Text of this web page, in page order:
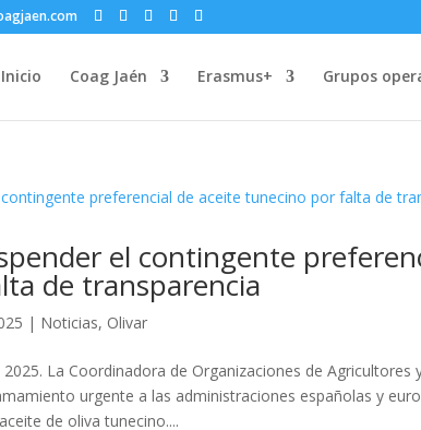
Inicio Coag Jaén Erasmus+ Grupos
el contingente
de transparencia
| Noticias, Olivar
La Coordinadora de Organizaciones de Agricultores
urgente a las administraciones españolas y
de oliva tunecino....